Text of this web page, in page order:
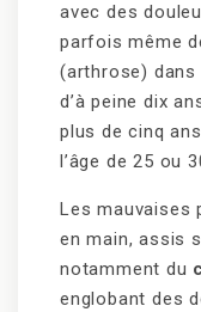
avec des
parfois même
(arthrose) dans
d’à peine dix
plus de cinq
l’âge de 25 ou
Les mauvaises
en main, assis
notamment du
englobant des